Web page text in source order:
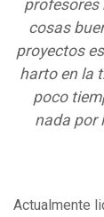
profesores
cosas
proyectos
harto en la
poco
nada por
Actualmente